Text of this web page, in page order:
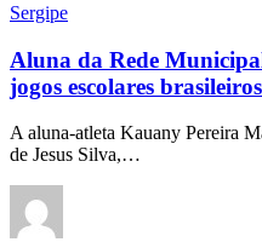
Sergipe
Aluna da Rede
jogos escolares
A aluna-atleta Kauany Pereira
de Jesus Silva,…